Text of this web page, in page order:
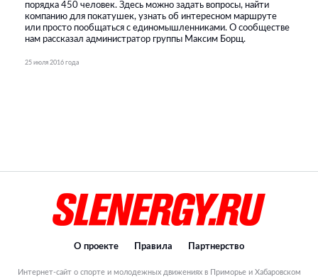
порядка 450 человек. Здесь можно задать вопросы, найти
компанию для покатушек, узнать об интересном маршруте
или просто пообщаться с единомышленниками. О сообществе
нам рассказал администратор группы Максим Борщ.
25 июля 2016 года
О проекте Правила Партнерство
Интернет-сайт о спорте и молодежных движениях в Приморье и Хабаровском